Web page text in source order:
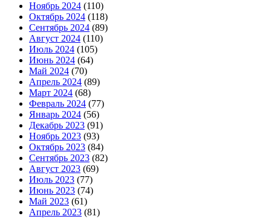
Ноябрь 2024 (110)
Октябрь 2024 (118)
Сентябрь 2024 (89)
Август 2024 (110)
Июль 2024 (105)
Июнь 2024 (64)
Май 2024 (70)
Апрель 2024 (89)
Март 2024 (68)
Февраль 2024 (77)
Январь 2024 (56)
Декабрь 2023 (91)
Ноябрь 2023 (93)
Октябрь 2023 (84)
Сентябрь 2023 (82)
Август 2023 (69)
Июль 2023 (77)
Июнь 2023 (74)
Май 2023 (61)
Апрель 2023 (81)